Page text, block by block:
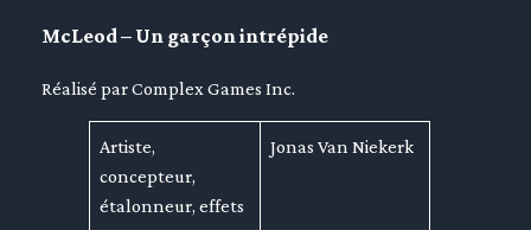
McLeod – Un garçon intrépide
Réalisé par Complex Games Inc.
Artiste,
concepteur,
étalonneur, effets
Jonas Van Niekerk